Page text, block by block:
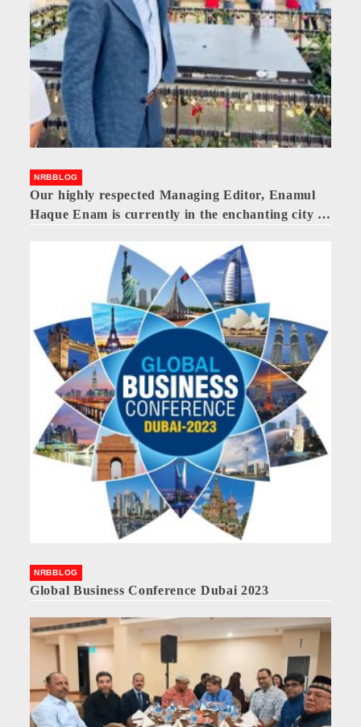
NRBBLOG
Our highly respected Managing Editor, Enamul
Haque Enam is currently in the enchanting city of
NRBBLOG
Global Business Conference Dubai 2023